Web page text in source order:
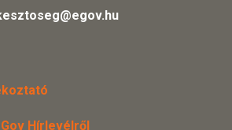
Hírlevélről